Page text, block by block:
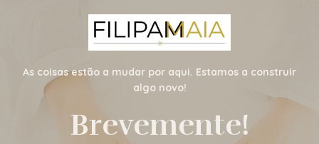
As coisas estão a mudar por aqui. Estamos a construir
algo novo!
Brevemente!